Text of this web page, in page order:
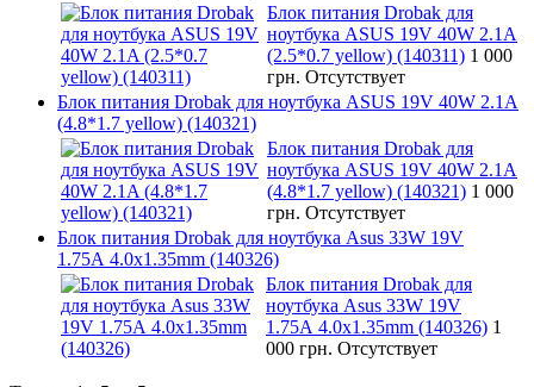
Блок питания Drobak для
ноутбука ASUS 19V 40W 2.1A
(2.5*0.7 yellow) (140311) 1 000
грн. Отсутствует
Блок питания Drobak для ноутбука ASUS 19V 40W 2.1A
(4.8*1.7 yellow) (140321)
Блок питания Drobak для
ноутбука ASUS 19V 40W 2.1A
(4.8*1.7 yellow) (140321) 1 000
грн. Отсутствует
Блок питания Drobak для ноутбука Asus 33W 19V
1.75A 4.0х1.35mm (140326)
Блок питания Drobak для
ноутбука Asus 33W 19V
1.75A 4.0х1.35mm (140326) 1
000 грн. Отсутствует